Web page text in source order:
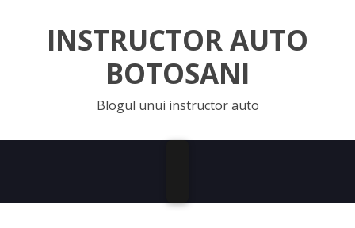
INSTRUCTOR AUTO
BOTOSANI
Blogul unui instructor auto